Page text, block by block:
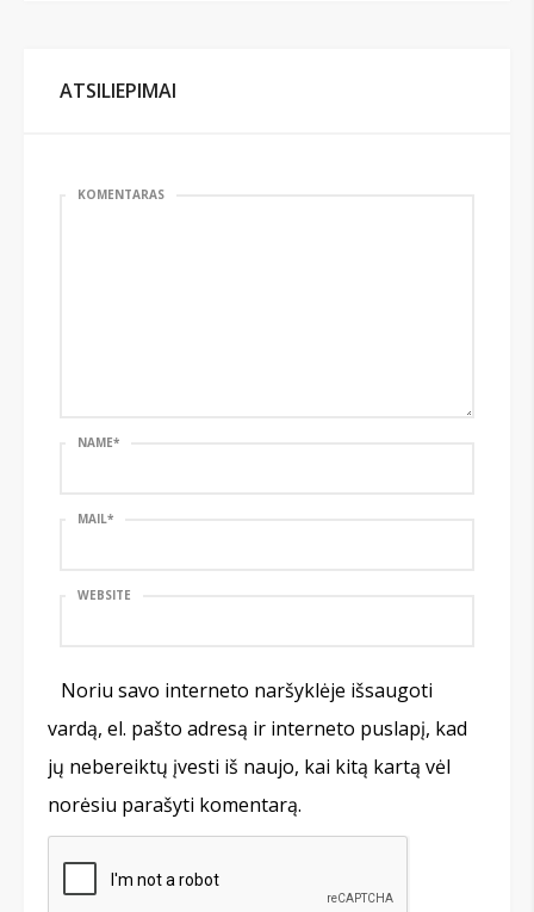
ATSILIEPIMAI
KOMENTARAS
NAME*
MAIL*
WEBSITE
Noriu savo interneto naršyklėje išsaugoti
vardą, el. pašto adresą ir interneto puslapį, kad
jų nebereiktų įvesti iš naujo, kai kitą kartą vėl
norėsiu parašyti komentarą.